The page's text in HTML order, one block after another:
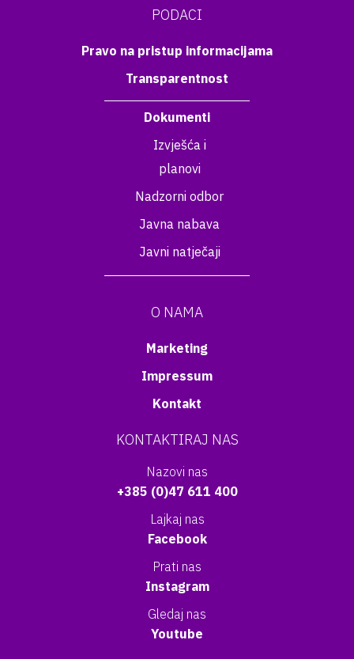
PODACI
Pravo na pristup informacijama
Transparentnost
Dokumenti
Izvješća i
planovi
Nadzorni odbor
Javna nabava
Javni natječaji
O NAMA
Marketing
Impressum
Kontakt
KONTAKTIRAJ NAS
Nazovi nas
+385 (0)47 611 400
Lajkaj nas
Facebook
Prati nas
Instagram
Gledaj nas
Youtube